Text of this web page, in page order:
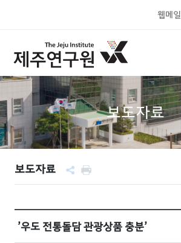
웹메일
보도자료
보도자료
’우도 전통돌담 관광상품 충분’